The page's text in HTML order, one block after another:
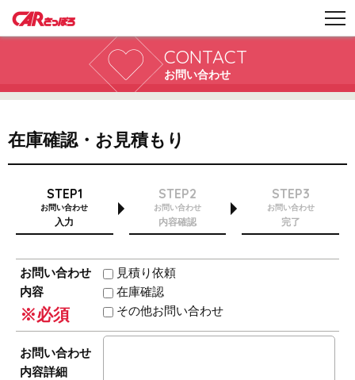
CONTACT
お問い合わせ
在庫確認・お見積もり
STEP1
お問い合わせ
入力
STEP2
お問い合わせ
内容確認
STEP3
お問い合わせ
完了
お問い合わせ
内容
※必須
見積り依頼
在庫確認
その他お問い合わせ
お問い合わせ
内容詳細